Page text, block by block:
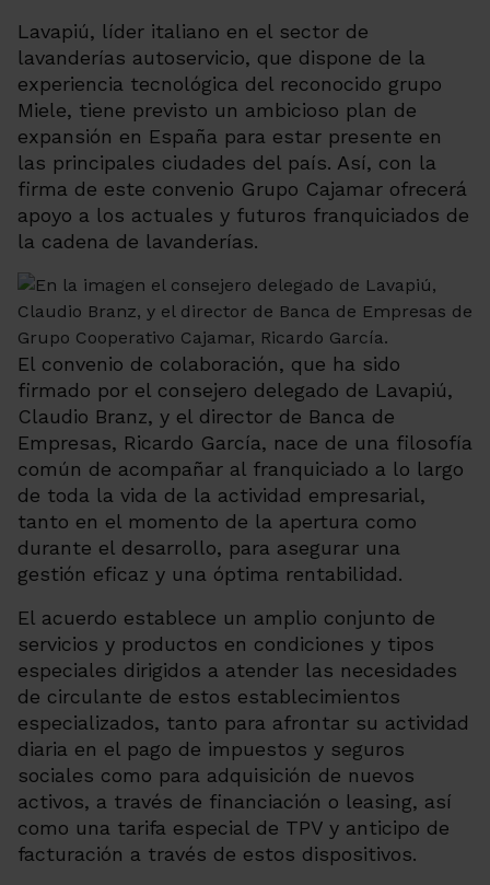
Lavapiú, líder italiano en el sector de
lavanderías autoservicio, que dispone de la
experiencia tecnológica del reconocido grupo
Miele, tiene previsto un ambicioso plan de
expansión en España para estar presente en
las principales ciudades del país. Así, con la
firma de este convenio Grupo Cajamar ofrecerá
apoyo a los actuales y futuros franquiciados de
la cadena de lavanderías.
El convenio de colaboración, que ha sido
firmado por el consejero delegado de Lavapiú,
Claudio Branz, y el director de Banca de
Empresas, Ricardo García, nace de una filosofía
común de acompañar al franquiciado a lo largo
de toda la vida de la actividad empresarial,
tanto en el momento de la apertura como
durante el desarrollo, para asegurar una
gestión eficaz y una óptima rentabilidad.
El acuerdo establece un amplio conjunto de
servicios y productos en condiciones y tipos
especiales dirigidos a atender las necesidades
de circulante de estos establecimientos
especializados, tanto para afrontar su actividad
diaria en el pago de impuestos y seguros
sociales como para adquisición de nuevos
activos, a través de financiación o leasing, así
como una tarifa especial de TPV y anticipo de
facturación a través de estos dispositivos.